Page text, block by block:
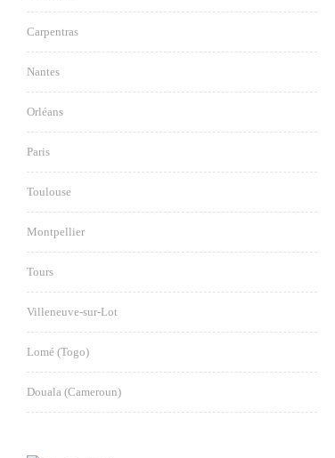
Carpentras
Nantes
Orléans
Paris
Toulouse
Montpellier
Tours
Villeneuve-sur-Lot
Lomé (Togo)
Douala (Cameroun)